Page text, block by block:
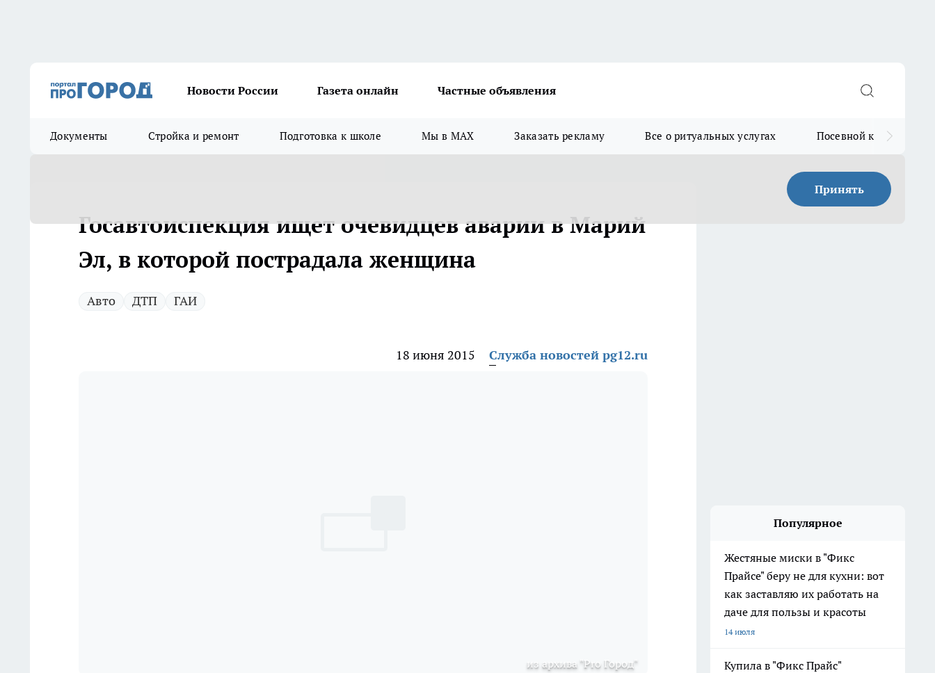
Новости России Газета онлайн Частные объявления
Документы Стройка и ремонт Подготовка к школе Мы в MAX Заказать рекламу Все о ритуальных услугах Посевной календарь
Принять
Госавтоиспекция ищет очевидцев аварии в Марий
Эл, в которой пострадала женщина
Авто ДТП ГАИ
18 июня 2015 Служба новостей pg12.ru
из архива "Pro Город"
Популярное
Жестяные миски в "Фикс
Прайсе" беру не для кухни: вот
как заставляю их работать на
даче для пользы и красоты
14 июля
Купила в "Фикс Прайс"